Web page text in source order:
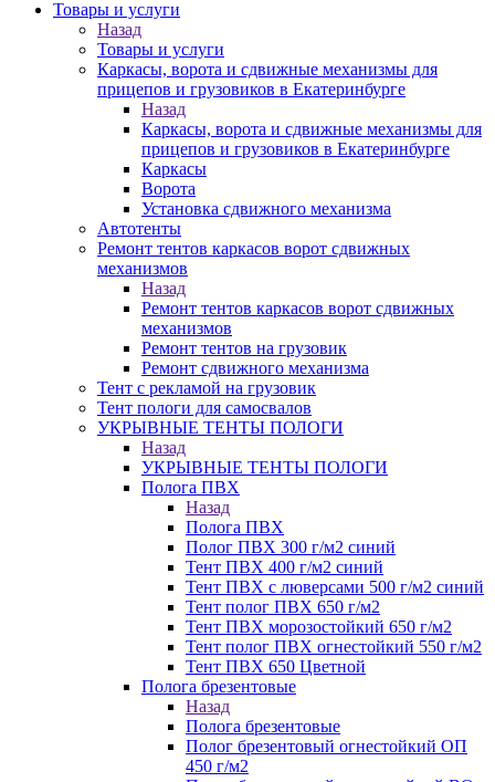
Товары и услуги
Назад
Товары и услуги
Каркасы, ворота и сдвижные механизмы для
прицепов и грузовиков в Екатеринбурге
Назад
Каркасы, ворота и сдвижные механизмы для
прицепов и грузовиков в Екатеринбурге
Каркасы
Ворота
Установка сдвижного механизма
Автотенты
Ремонт тентов каркасов ворот сдвижных
механизмов
Назад
Ремонт тентов каркасов ворот сдвижных
механизмов
Ремонт тентов на грузовик
Ремонт сдвижного механизма
Тент с рекламой на грузовик
Тент пологи для самосвалов
УКРЫВНЫЕ ТЕНТЫ ПОЛОГИ
Назад
УКРЫВНЫЕ ТЕНТЫ ПОЛОГИ
Полога ПВХ
Назад
Полога ПВХ
Полог ПВХ 300 г/м2 синий
Тент ПВХ 400 г/м2 синий
Тент ПВХ с люверсами 500 г/м2 синий
Тент полог ПВХ 650 г/м2
Тент ПВХ морозостойкий 650 г/м2
Тент полог ПВХ огнестойкий 550 г/м2
Тент ПВХ 650 Цветной
Полога брезентовые
Назад
Полога брезентовые
Полог брезентовый огнестойкий ОП
450 г/м2